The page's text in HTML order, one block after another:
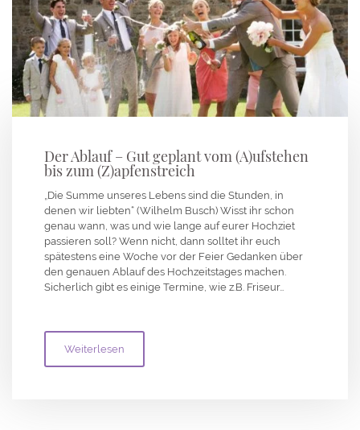
Der Ablauf – Gut geplant vom (A)ufstehen
bis zum (Z)apfenstreich
„Die Summe unseres Lebens sind die Stunden, in
denen wir liebten“ (Wilhelm Busch) Wisst ihr schon
genau wann, was und wie lange auf eurer Hochziet
passieren soll? Wenn nicht, dann solltet ihr euch
spätestens eine Woche vor der Feier Gedanken über
den genauen Ablauf des Hochzeitstages machen.
Sicherlich gibt es einige Termine, wie z.B. Friseur…
Weiterlesen